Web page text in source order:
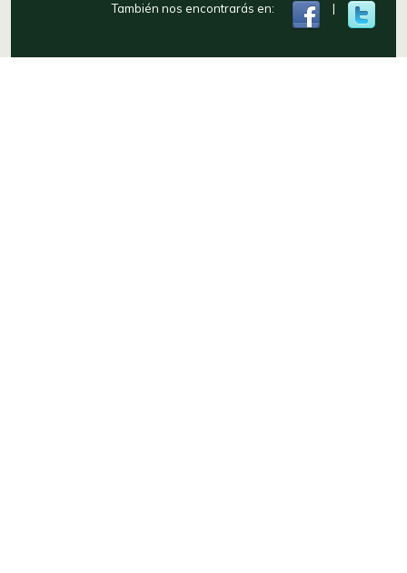
También nos encontrarás en: |